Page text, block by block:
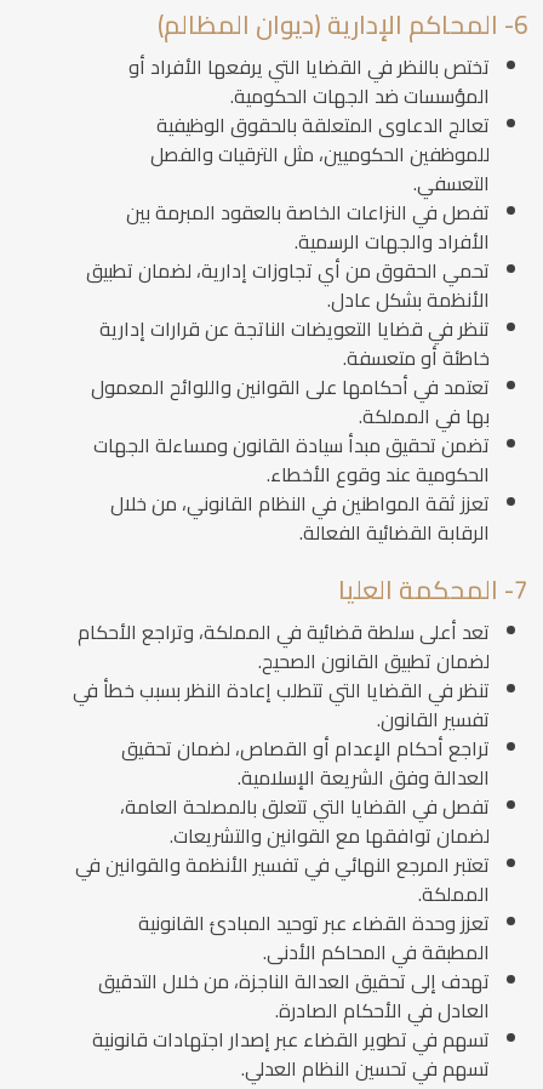
6- المحاكم الإدارية (ديوان المظالم)
تختص بالنظر في القضايا التي يرفعها الأفراد أو
المؤسسات ضد الجهات الحكومية.
تعالج الدعاوى المتعلقة بالحقوق الوظيفية
للموظفين الحكوميين، مثل الترقيات والفصل
التعسفي.
تفصل في النزاعات الخاصة بالعقود المبرمة بين
الأفراد والجهات الرسمية.
تحمي الحقوق من أي تجاوزات إدارية، لضمان تطبيق
الأنظمة بشكل عادل.
تنظر في قضايا التعويضات الناتجة عن قرارات إدارية
خاطئة أو متعسفة.
تعتمد في أحكامها على القوانين واللوائح المعمول
بها في المملكة.
تضمن تحقيق مبدأ سيادة القانون ومساءلة الجهات
الحكومية عند وقوع الأخطاء.
تعزز ثقة المواطنين في النظام القانوني، من خلال
الرقابة القضائية الفعالة.
7- المحكمة العليا
تعد أعلى سلطة قضائية في المملكة، وتراجع الأحكام
لضمان تطبيق القانون الصحيح.
تنظر في القضايا التي تتطلب إعادة النظر بسبب خطأ في
تفسير القانون.
تراجع أحكام الإعدام أو القصاص، لضمان تحقيق
العدالة وفق الشريعة الإسلامية.
تفصل في القضايا التي تتعلق بالمصلحة العامة،
لضمان توافقها مع القوانين والتشريعات.
تعتبر المرجع النهائي في تفسير الأنظمة والقوانين في
المملكة.
تعزز وحدة القضاء عبر توحيد المبادئ القانونية
المطبقة في المحاكم الأدنى.
تهدف إلى تحقيق العدالة الناجزة، من خلال التدقيق
العادل في الأحكام الصادرة.
تسهم في تطوير القضاء عبر إصدار اجتهادات قانونية
تسهم في تحسين النظام العدلي.